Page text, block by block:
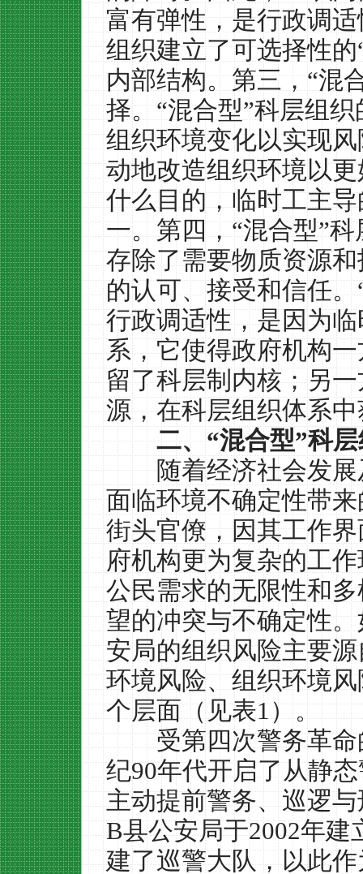
富有弹性，是行政调
组织建立了可选择性的
内部结构。第三，“混
择。“混合型”科层组织
组织环境变化以实现
动地改造组织环境以
什么目的，临时工主
一。第四，“混合型”科
存除了需要物质资源
的认可、接受和信任。
行政调适性，是因为
系，它使得政府机构
留了科层制内核；另
源，在科层组织体系
二、“混合型”科
随着经济社会发展
面临环境不确定性带
街头官僚，因其工作
府机构更为复杂的工
公民需求的无限性和
望的冲突与不确定性
安局的组织风险主要
环境风险、组织环境
个层面（见表1）。
受第四次警务革命
纪90年代开启了从静
主动提前警务、巡逻
B县公安局于2002年建
建了巡警大队，以此